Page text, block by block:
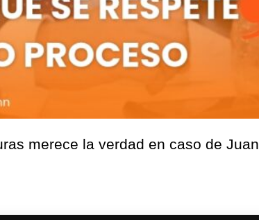
merece la verdad en caso de Juan